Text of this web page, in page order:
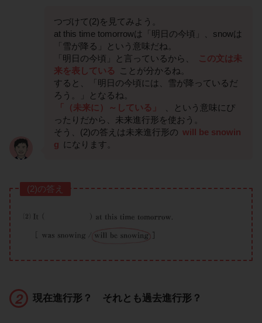
つづけて(2)を見てみよう。
at this time tomorrowは「明日の今頃」、snowは
「雪が降る」という意味だね。
「明日の今頃」と言っているから、
この文は未
来を表している
ことが分かるね。
すると、「明日の今頃には、雪が降っているだ
ろう。」となるね。
「（未来に）～している」
、という意味にぴ
ったりだから、未来進行形を使おう。
そう、(2)の答えは未来進行形の will be snowin
g になります。
(2)の答え
現在進行形？ それとも過去進行形？